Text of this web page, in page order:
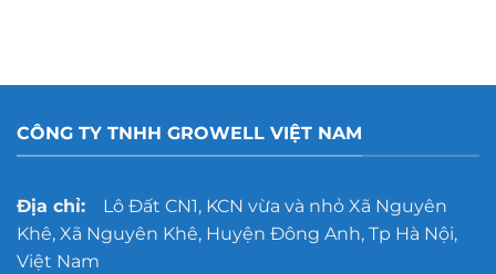
hơn?
rỉ
cho
xưởng
quy
mô
lớn
CÔNG TY TNHH GROWELL VIỆT NAM
Địa chỉ:Lô Đất CN1, KCN vừa và nhỏ Xã Nguyên
Khê, Xã Nguyên Khê, Huyện Đông Anh, Tp Hà Nội,
Việt Nam